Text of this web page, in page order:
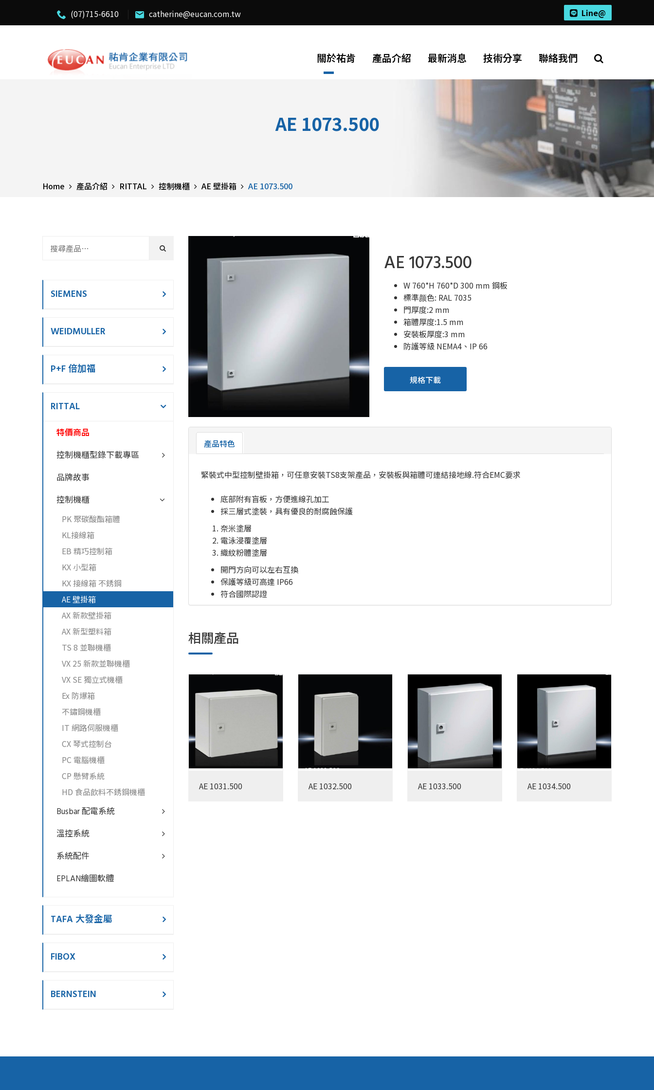
(07)715-6610 catherine@eucan.com.tw Line@
關於祐肯 產品介紹 最新消息 技術分享 聯絡我們
AE 1073.500
Home 產品介紹 RITTAL 控制機櫃 AE 壁掛箱 AE 1073.500
AE 1073.500
W 760*H 760*D 300 mm 鋼板
標準颜色: RAL 7035
門厚度:2 mm
箱體厚度:1.5 mm
安裝板厚度:3 mm
防護等級 NEMA4、IP 66
規格下載
產品特色
緊裝式中型控制壁掛箱，可任意安裝TS8支架產品，安裝板與箱體可連結接地線.符合EMC要求
底部附有盲板，方便進線孔加工
採三層式塗裝，具有優良的耐腐蝕保護
奈米塗層
電泳浸覆塗層
織紋粉體塗層
開門方向可以左右互換
保護等級可高達 IP66
符合國際認證
相關產品
AE 1031.500 AE 1032.500 AE 1033.500 AE 1034.500
SIEMENS
WEIDMULLER
P+F 倍加福
RITTAL
特價商品
控制機櫃型錄下載專區
品牌故事
控制機櫃
PK 聚碳酸酯箱體
KL接線箱
EB 精巧控制箱
KX 小型箱
KX 接線箱 不銹鋼
AE 壁掛箱
AX 新款壁掛箱
AX 新型塑料箱
TS 8 並聯機櫃
VX 25 新款並聯機櫃
VX SE 獨立式機櫃
Ex 防爆箱
不鏽鋼機櫃
IT 網路伺服機櫃
CX 琴式控制台
PC 電腦機櫃
CP 懸臂系統
HD 食品飲料不銹鋼機櫃
Busbar 配電系統
溫控系統
系統配件
EPLAN繪圖軟體
TAFA 大發金屬
FIBOX
BERNSTEIN